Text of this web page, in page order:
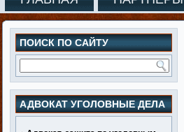
ПОИСК ПО САЙТУ
АДВОКАТ УГОЛОВНЫЕ ДЕЛА